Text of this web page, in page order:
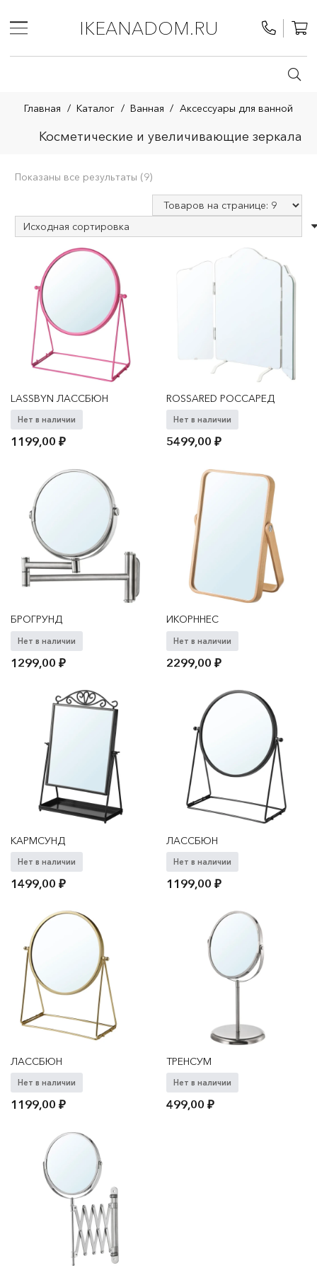
IKEANADOM.RU
Главная / Каталог / Ванная / Аксессуары для ванной
Косметические и увеличивающие зеркала
Показаны все результаты (9)
LASSBYN ЛАССБЮН
Нет в наличии
1199,00₽
ROSSARED РОССАРЕД
Нет в наличии
5499,00₽
БРОГРУНД
Нет в наличии
1299,00₽
ИКОРННЕС
Нет в наличии
2299,00₽
КАРМСУНД
Нет в наличии
1499,00₽
ЛАССБЮН
Нет в наличии
1199,00₽
ЛАССБЮН
Нет в наличии
1199,00₽
ТРЕНСУМ
Нет в наличии
499,00₽